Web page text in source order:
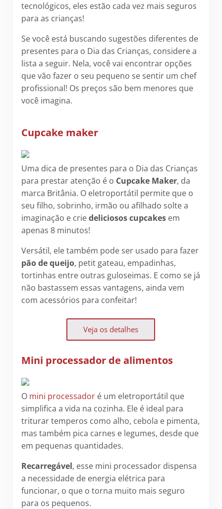
tecnológicos, eles estão cada vez mais seguros
para as crianças!
Se você está buscando sugestões diferentes de
presentes para o Dia das Crianças, considere a
lista a seguir. Nela, você vai encontrar opções
que vão fazer o seu pequeno se sentir um chef
profissional! Os preços são bem menores que
você imagina.
Cupcake maker
Uma dica de presentes para o Dia das Crianças
para prestar atenção é o Cupcake Maker, da
marca Britânia. O eletroportátil permite que o
seu filho, sobrinho, irmão ou afilhado solte a
imaginação e criedeliciosos cupcakes em
apenas 8 minutos!
Versátil, ele também pode ser usado para fazer
pão de queijo, petit gateau, empadinhas,
tortinhas entre outras guloseimas. E como se já
não bastassem essas vantagens, ainda vem
com acessórios para confeitar!
Veja os detalhes
Mini processador de alimentos
O mini processador é um eletroportátil que
simplifica a vida na cozinha. Ele é ideal para
triturar temperos como alho, cebola e pimenta,
mas também pica carnes e legumes, desde que
em pequenas quantidades.
Recarregável, esse mini processador dispensa
a necessidade de energia elétrica para
funcionar, o que o torna muito mais seguro
para os pequenos.